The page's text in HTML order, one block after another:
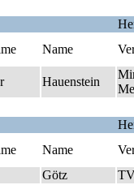
Name
Hauenstein
Name
Götz